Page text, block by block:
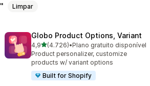
Limpar
Globo Product Options, Variant
4,9de 5 estrelas
(4.726)
4726 total de avaliações
•Plano gratuito disponível
Product personalizer, customize
products w/ variant options
Built for Shopify